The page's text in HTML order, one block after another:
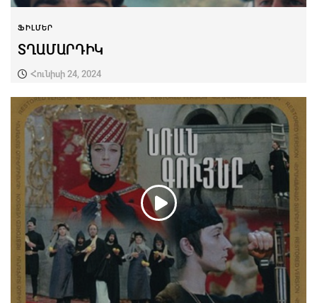
ՖԻԼՄԵՐ
ՏՂԱՄԱՐԴԻԿ
Հունիսի 24, 2024